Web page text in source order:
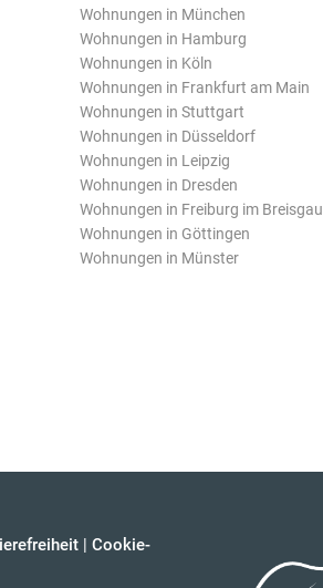
Wohnungen in München
Wohnungen in Hamburg
Wohnungen in Köln
Wohnungen in Frankfurt am Main
Wohnungen in Stuttgart
Wohnungen in Düsseldorf
Wohnungen in Leipzig
Wohnungen in Dresden
Wohnungen in Freiburg im Breisgau
Wohnungen in Göttingen
Wohnungen in Münster
| Cookie-